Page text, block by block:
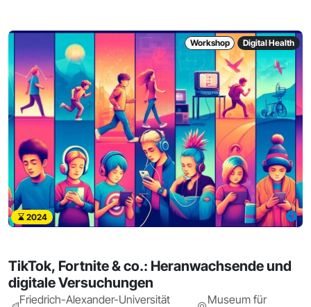
Workshop Digital Health
2024
TikTok, Fortnite & co.: Heranwachsende und
digitale Versuchungen
Friedrich-Alexander-Universität
Museum für